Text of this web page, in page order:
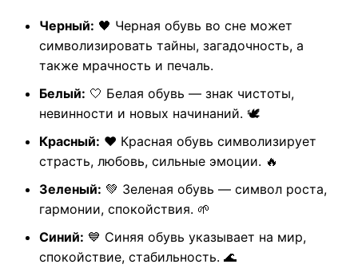
Черный: 🖤 Черная обувь во сне может
символизировать тайны, загадочность, а
также мрачность и печаль.
Белый: 🤍 Белая обувь — знак чистоты,
невинности и новых начинаний. 🕊️
Красный: ❤️ Красная обувь символизирует
страсть, любовь, сильные эмоции. 🔥
Зеленый: 💚 Зеленая обувь — символ роста,
гармонии, спокойствия. 🌱
Синий: 💙 Синяя обувь указывает на мир,
спокойствие, стабильность. 🌊